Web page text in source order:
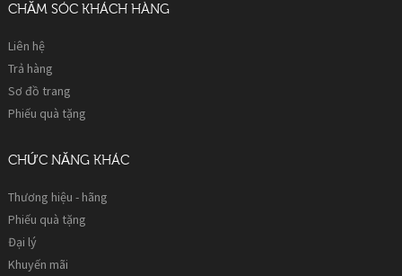
CHĂM SÓC KHÁCH HÀNG
Liên hệ
Trả hàng
Sơ đồ trang
Phiếu quà tặng
CHỨC NĂNG KHÁC
Thương hiệu - hãng
Phiếu quà tặng
Đại lý
Khuyến mãi